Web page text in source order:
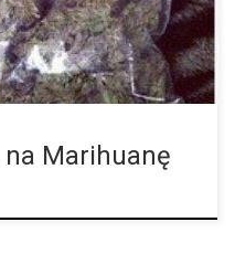
przez American Veterinary
w czerwcu 2013 roku na
względu na to, że […]
na Marihuanę